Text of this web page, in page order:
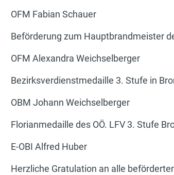
OFM Fabian Schauer
Beförderung zum Hauptbrandmeister
OFM Alexandra Weichselberger
Bezirksverdienstmedaille 3. Stufe in
OBM Johann Weichselberger
Florianmedaille des OÖ. LFV 3. Stufe
E-OBI Alfred Huber
Herzliche Gratulation an alle